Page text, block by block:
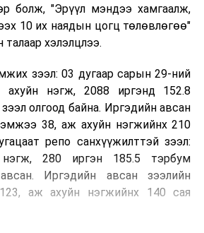
болж,"Эрүүл мэндээ хамгаалж,
10 их наядын цогц төлөвлөгөө"
хэлэлцлээ.
зээл: 03 дугаар сарын 29-ний
ахуйн нэгж, 2088 иргэнд 152.8
олгоод байна. Иргэдийн авсан
38, аж ахуйн нэгжийнх 210
репо санхүүжилттэй зээл:
280 иргэн 185.5 тэрбум
Иргэдийн авсан зээлийн
аж ахуйн нэгжийнх 140 сая